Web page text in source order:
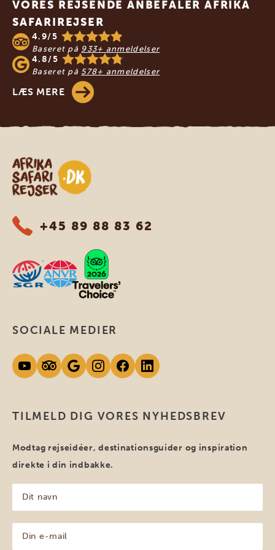
VORES REJSENDE ANBEFALER AFRIKA
SAFARIREJSER
4.9/5
Baseret på 933+ anmeldelser
4.8/5
Baseret på 578+ anmeldelser
LÆS MERE
Safari-rejser i Afrika
+45 89 88 83 62
TILMELD DIG VORES NYHEDSBREV
Modtag rejseidéer, destinationsguider og inspiration
direkte i din indbakke.
navn
(Påkrævet)
SOCIALE MEDIER